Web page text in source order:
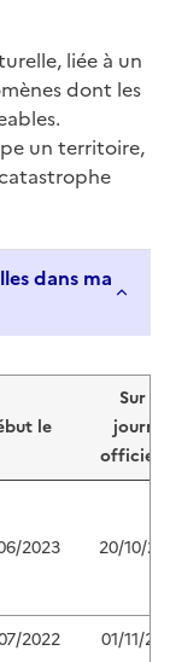
liée à un
dont les
un territoire,
dans ma
le
Sur le
journal
officiel
2023 20/10/
2022 01/11/